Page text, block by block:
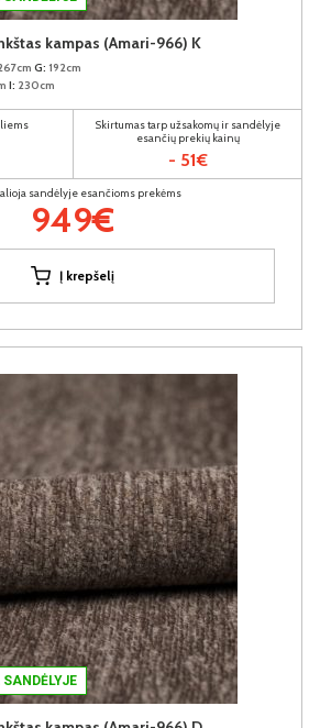
kampas (Amari-966) K
G: 192cm
I: 230cm
Skirtumas tarp užsakomų ir sandėlyje
esančių prekių kainų
- 51€
sandėlyje esančioms prekėms
949€
Į krepšelį